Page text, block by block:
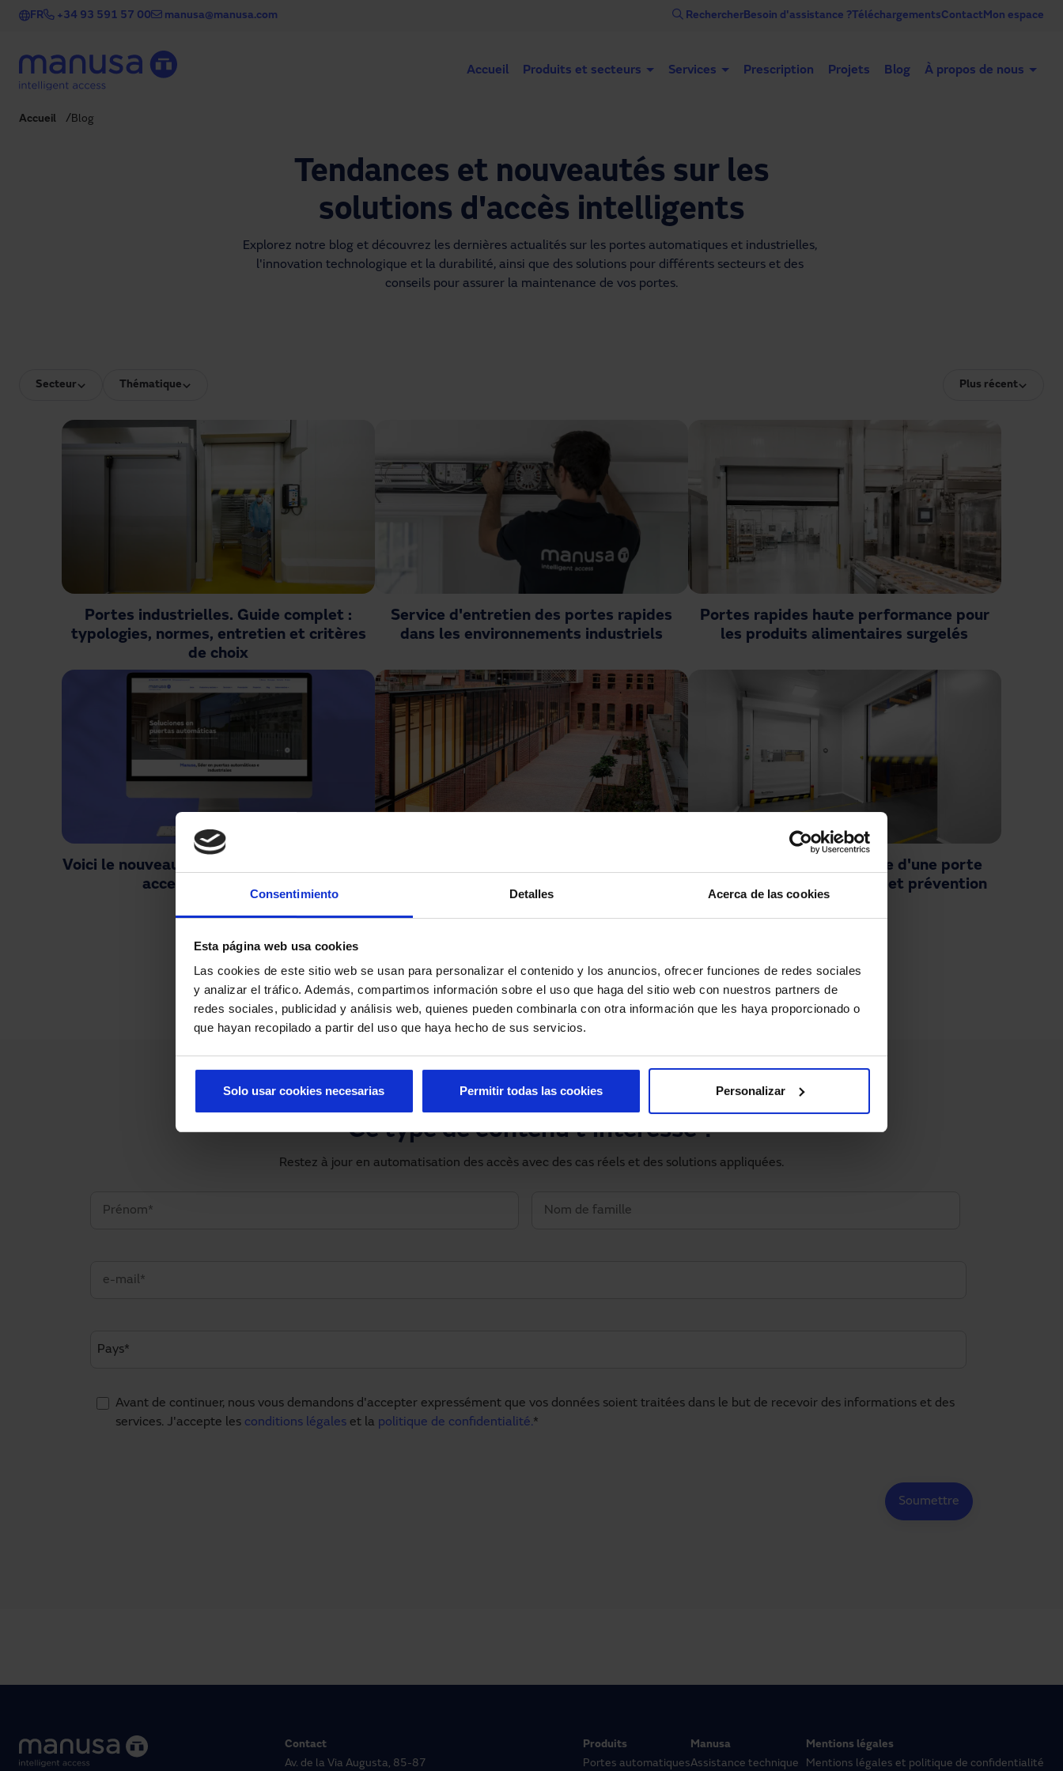
Consentimiento Detalles Acerca de las cookies
Esta página web usa cookies
Las cookies de este sitio web se usan para personalizar el contenido y los anuncios, ofrecer funciones de redes sociales
y analizar el tráfico. Además, compartimos información sobre el uso que haga del sitio web con nuestros partners de
redes sociales, publicidad y análisis web, quienes pueden combinarla con otra información que les haya proporcionado o
que hayan recopilado a partir del uso que haya hecho de sus servicios.
Solo usar cookies necesarias Personalizar
Permitir todas las cookies
Aller au contenu principal
FR +34 93 591 57 00 manusa@manusa.com RechercherBesoin d'assistance ? TéléchargementsContactMon espace
Accueil Produits et secteurs Services Prescription Projets Blog À propos de nous
Accueil Blog
Tendances et nouveautés sur les
solutions d'accès intelligents
Explorez notre blog et découvrez les dernières actualités sur les portes automatiques et industrielles,
l'innovation technologique et la durabilité, ainsi que des solutions pour différents secteurs et des
conseils pour assurer la maintenance de vos portes.
Secteur Thématique Plus récent
Portes industrielles. Guide complet :
typologies, normes, entretien et critères
de choix
Service d'entretien des portes rapides
dans les environnements industriels
Portes rapides haute performance pour
les produits alimentaires surgelés
Voici le nouveau site web de Manusa. Clair,
accessible et intuitif.
Que faire en cas de panne d'une porte
rapide : causes, solutions et prévention
Ce type de contenu t'intéresse ?
Restez à jour en automatisation des accès avec des cas réels et des solutions appliquées.
Avant de continuer, nous vous demandons d'accepter expressément que vos données soient traitées dans le but de recevoir des informations et des
services. J'accepte les conditions légales et la politique de confidentialité.*
Contact
Av. de la Via Augusta, 85-87
Produits
Portes automatiques
Manusa
Assistance technique
Mentions légales
Mentions légales et politique de confidentialité